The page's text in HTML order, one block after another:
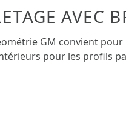
AVEC
GM convient
pour les profils